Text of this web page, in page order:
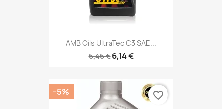
AMB Oils UltraTec C3 SAE...
6,46 € 6,14 €
−5% favorite_border